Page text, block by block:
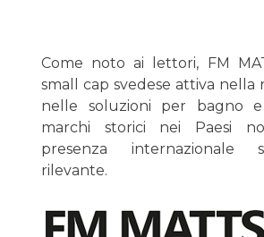
Come noto ai lettori, FM
small cap svedese attiva nella
nelle soluzioni per bagno
marchi storici nei Paesi
presenza internazionale
rilevante.